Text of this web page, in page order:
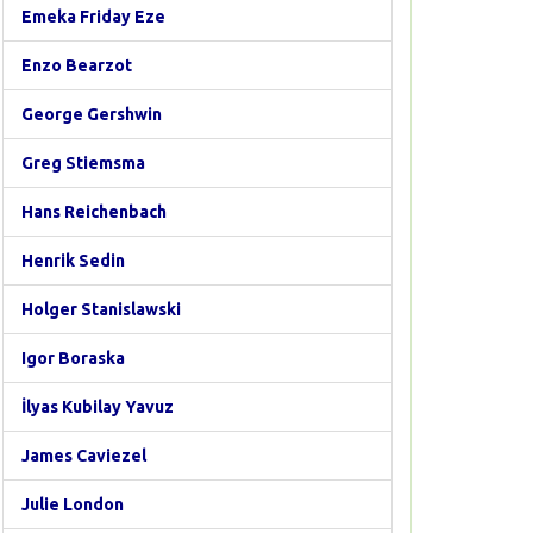
Emeka Friday Eze
Enzo Bearzot
George Gershwin
Greg Stiemsma
Hans Reichenbach
Henrik Sedin
Holger Stanislawski
Igor Boraska
İlyas Kubilay Yavuz
James Caviezel
Julie London